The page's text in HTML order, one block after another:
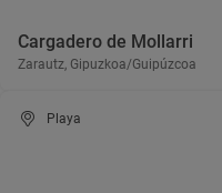
Cargadero de Mollarri
Zarautz, Gipuzkoa/Guipúzcoa
Playa